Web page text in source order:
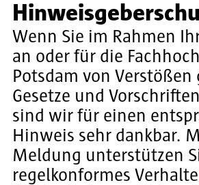
Wenn Sie im Rahmen
an oder für die
Potsdam von Verstößen
Gesetze und
sind wir für einen
Hinweis sehr dankbar.
Meldung unterstützen
regelkonformes